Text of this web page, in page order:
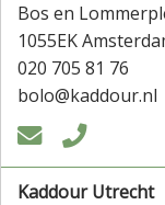
Bos en
1055EK
020 705 81 76
bolo@kaddour.nl
 
Kaddour Utrecht